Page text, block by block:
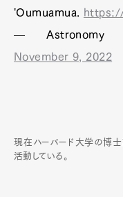
'Oumuamua.
— Astronomy
November 9, 2022
現在ハーバード大学の博士
活動している。